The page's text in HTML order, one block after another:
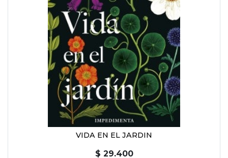
VIDA EN EL JARDIN
$ 29.400